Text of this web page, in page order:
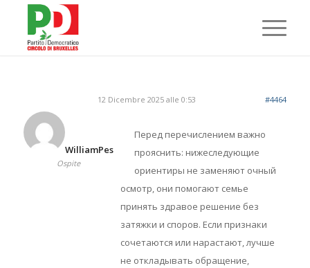
12 Dicembre 2025 alle 0:53 #4464
WilliamPes
Ospite
Перед перечислением важно
прояснить: нижеследующие
ориентиры не заменяют очный
осмотр, они помогают семье
принять здравое решение без
затяжки и споров. Если признаки
сочетаются или нарастают, лучше
не откладывать обращение,